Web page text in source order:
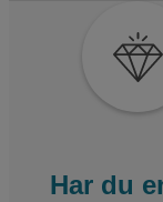
Har du